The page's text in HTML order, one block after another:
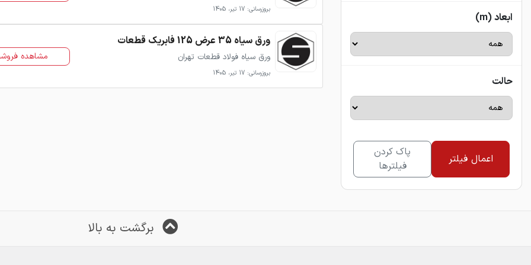
ابعاد (m)
حالت
اعمال فیلتر
پاک کردن
فیلترها
بروزرسانی: 17 تیر، 1405
ورق سیاه 35 عرض 125 فابریک قطعات
ورق سیاه فولاد قطعات تهران
بروزرسانی: 17 تیر، 1405
مشاهده
برگشت به بالا